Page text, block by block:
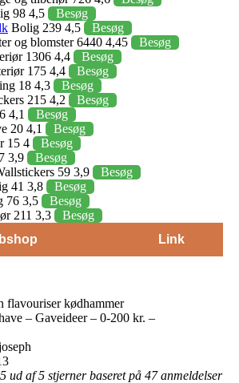
98 4,5
Besøg
Bolig 239 4,5
Besøg
og blomster 6440 4,45
Besøg
1306 4,4
Besøg
175 4,4
Besøg
18 4,3
Besøg
215 4,2
Besøg
4,1
Besøg
20 4,1
Besøg
15 4
Besøg
3,9
Besøg
59 3,9
Besøg
41 3,8
Besøg
76 3,5
Besøg
211 3,3
Besøg
Link
flavouriser kødhammer
– Gaveideer – 0-200 kr. –
ud af 5 stjerner baseret på 47 anmeldelser